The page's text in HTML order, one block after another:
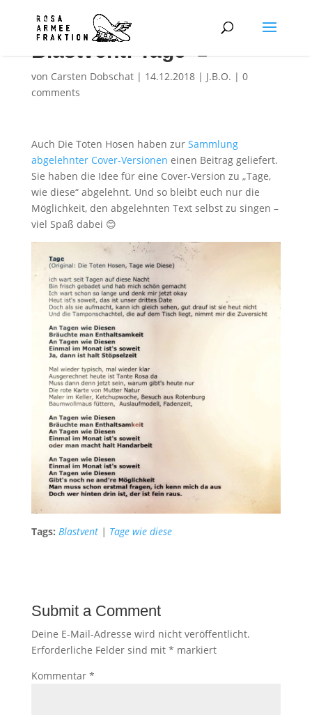
Blastvent: Tage 🍅
von Carsten Dobschat| 14.12.2018| J.B.O. | 0
comments
Auch Die Toten Hosen haben zur Sammlung
abgelehnter Cover-Versionen einen Beitrag geliefert.
Sie haben die Idee für eine Cover-Version zu „Tage,
wie diese“ abgelehnt. Und so bleibt euch nur die
Möglichkeit, den abgelehnten Text selbst zu singen –
viel Spaß dabei 😊
Tags: Blastvent| Tage wie diese
Submit a Comment
Deine E-Mail-Adresse wird nicht veröffentlicht.
Erforderliche Felder sind mit * markiert
Kommentar *